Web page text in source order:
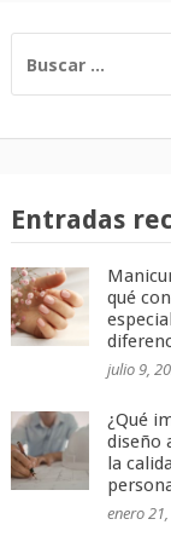
Entradas
qué
julio 9,
¿Qué
diseño
la
enero